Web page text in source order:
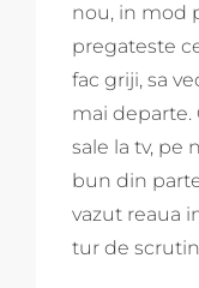
nou, in mod
pregateste
fac griji, sa
mai departe.
sale la tv, pe
bun din
vazut reaua
tur de